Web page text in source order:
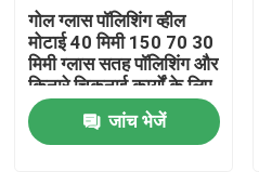
फैक्टरी यात्रा
गुणवत्ता नियंत्रण
हमसे संपर्क करें
गोल ग्लास पॉलिशिंग व्हील
मोटाई 40 मिमी 150 70 30
मिमी ग्लास सतह पॉलिशिंग और
किनारे चिकनाई कार्यों के लिए
टिकाऊ उपकरण
जांच भेजें